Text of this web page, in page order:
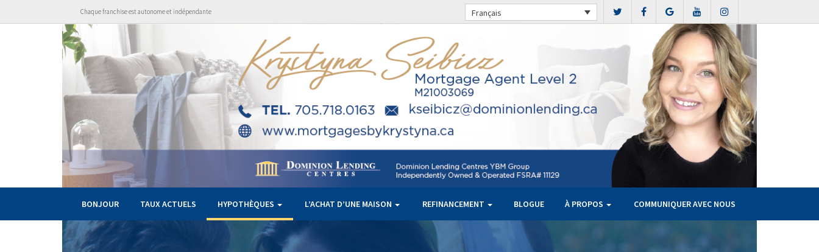
Chaque franchise est autonome et indépendante Français
BONJOUR TAUX ACTUELS HYPOTHÈQUES L’ACHAT D’UNE MAISON REFINANCEMENT BLOGUE À PROPOS COMMUNIQUER AVEC NOUS